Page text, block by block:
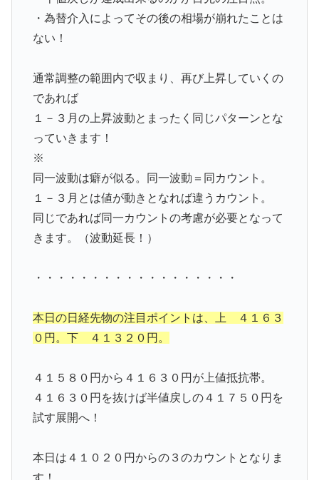
・為替介入によってその後の相場が崩れたことは
ない！
通常調整の範囲内で収まり、再び上昇していくの
であれば
１－３月の上昇波動とまったく同じパターンとな
っていきます！
※
同一波動は癖が似る。同一波動＝同カウント。
１－３月とは値が動きとなれば違うカウント。
同じであれば同一カウントの考慮が必要となって
きます。（波動延長！）
・・・・・・・・・・・・・・・・・・
本日の日経先物の注目ポイントは、上 ４１６３
０円。下 ４１３２０円。
４１５８０円から４１６３０円が上値抵抗帯。
４１６３０円を抜けば半値戻しの４１７５０円を
試す展開へ！
本日は４１０２０円からの３のカウントとなりま
す！